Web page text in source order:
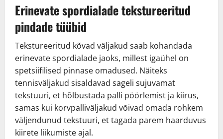
Erinevate spordialade tekstureeritud
pindade tüübid
Tekstureeritud kõvad väljakud saab kohandada
erinevate spordialade jaoks, millest igaühel on
spetsiifilised pinnase omadused. Näiteks
tennisväljakud sisaldavad sageli sujuvamat
tekstuuri, et hõlbustada palli pöörlemist ja kiirus,
samas kui korvpalliväljakud võivad omada rohkem
väljendunud tekstuuri, et tagada parem haarduvus
kiirete liikumiste ajal.